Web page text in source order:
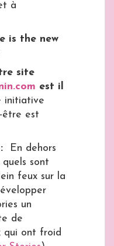
à
is the new
site
est il
initiative
être est
En dehors
sont
feux sur la
un
de
qui ont froid